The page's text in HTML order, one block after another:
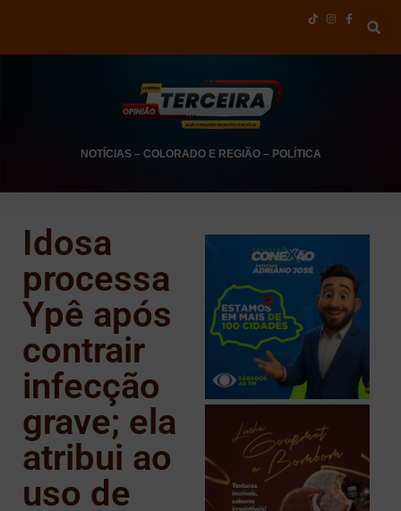
NOTÍCIAS– COLORADO E REGIÃO– POLÍTICA
Idosa
processa
Ypê após
contrair
infecção
grave; ela
atribui ao
uso de